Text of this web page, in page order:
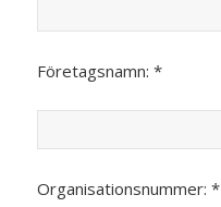
Företagsnamn: *
Organisationsnummer: *